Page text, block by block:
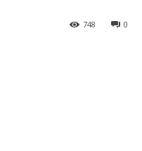
0
748